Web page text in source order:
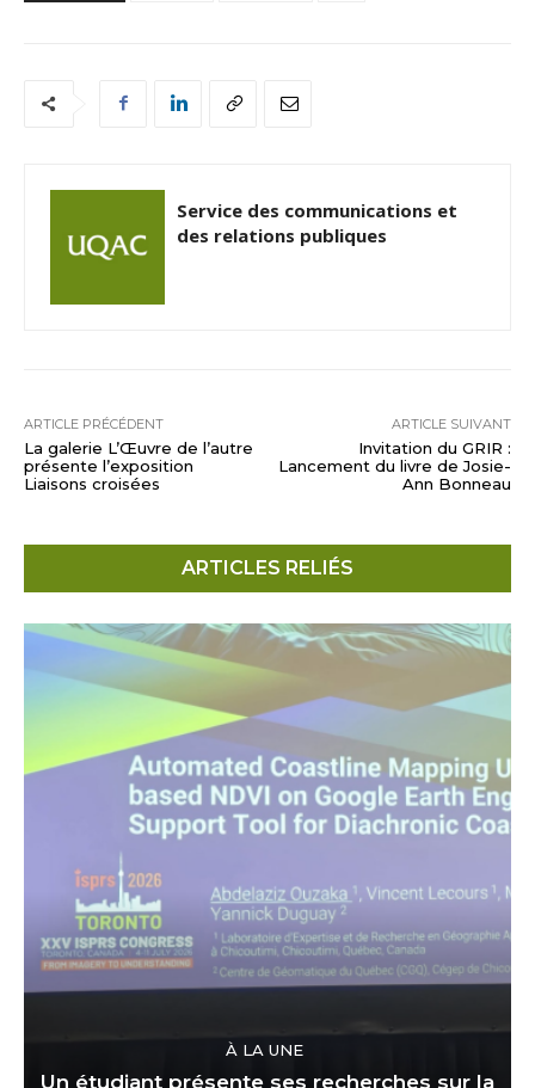
Service des communications et
des relations publiques
ARTICLE PRÉCÉDENT
La galerie L’Œuvre de l’autre
présente l’exposition
Liaisons croisées
ARTICLE SUIVANT
Invitation du GRIR :
Lancement du livre de Josie-
Ann Bonneau
ARTICLES RELIÉS
À LA UNE
Un étudiant présente ses recherches sur la